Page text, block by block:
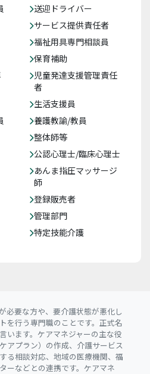
送迎ドライバー
サービス提供責任者
福祉用具専門相談員
保育補助
児童発達支援管理責任
者
生活支援員
養護教諭/教員
整体師等
公認心理士/臨床心理士
あんま指圧マッサージ
師
登録販売者
管理部門
特定技能介護
必要な方や、要介護状態が悪化し
を行う専門職のことです。正式名
います。ケアマネジャーの主な役
アプラン）の作成、介護サービス
る相談対応、地域の医療機関、福
ーなどとの連携です。ケアマネ